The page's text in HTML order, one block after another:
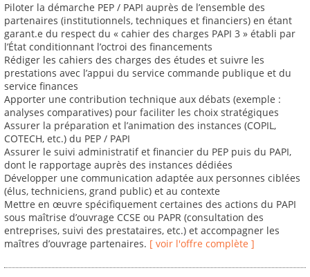
Piloter la démarche PEP / PAPI auprès de l’ensemble des
partenaires (institutionnels, techniques et financiers) en étant
garant.e du respect du « cahier des charges PAPI 3 » établi par
l’État conditionnant l’octroi des financements
Rédiger les cahiers des charges des études et suivre les
prestations avec l’appui du service commande publique et du
service finances
Apporter une contribution technique aux débats (exemple :
analyses comparatives) pour faciliter les choix stratégiques
Assurer la préparation et l’animation des instances (COPIL,
COTECH, etc.) du PEP / PAPI
Assurer le suivi administratif et financier du PEP puis du PAPI,
dont le rapportage auprès des instances dédiées
Développer une communication adaptée aux personnes ciblées
(élus, techniciens, grand public) et au contexte
Mettre en œuvre spécifiquement certaines des actions du PAPI
sous maîtrise d’ouvrage CCSE ou PAPR (consultation des
entreprises, suivi des prestataires, etc.) et accompagner les
maîtres d’ouvrage partenaires. [ voir l'offre complète ]